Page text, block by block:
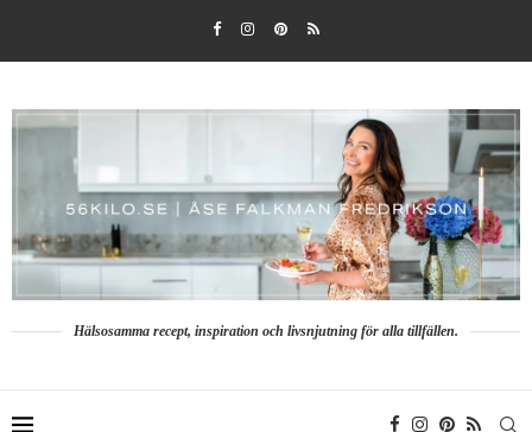
Hälsosamma recept, inspiration och livsnjutning för alla tillfällen.